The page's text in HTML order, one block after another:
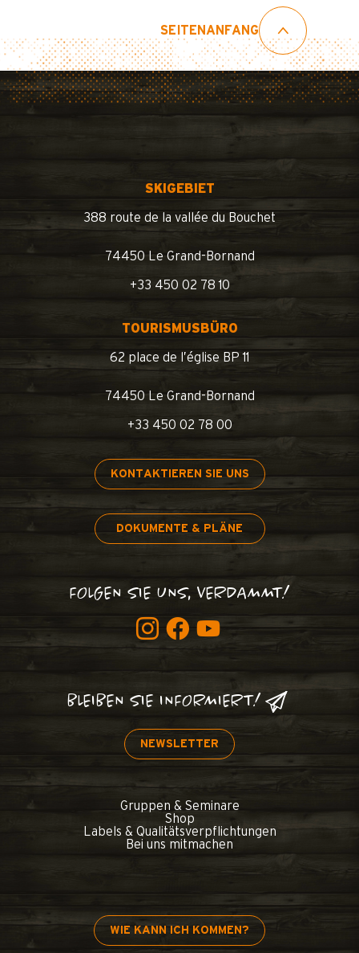
SEITENANFANG
SKIGEBIET
388 route de la vallée du Bouchet
74450 Le Grand-Bornand
+33 450 02 78 10
TOURISMUSBÜRO
62 place de l’église BP 11
74450 Le Grand-Bornand
+33 450 02 78 00
KONTAKTIEREN SIE UNS
DOKUMENTE & PLÄNE
FOLGEN SIE UNS, VERDAMMT!
BLEIBEN SIE INFORMIERT!
NEWSLETTER
Gruppen & Seminare
Shop
Labels & Qualitätsverpflichtungen
Bei uns mitmachen
WIE KANN ICH KOMMEN?